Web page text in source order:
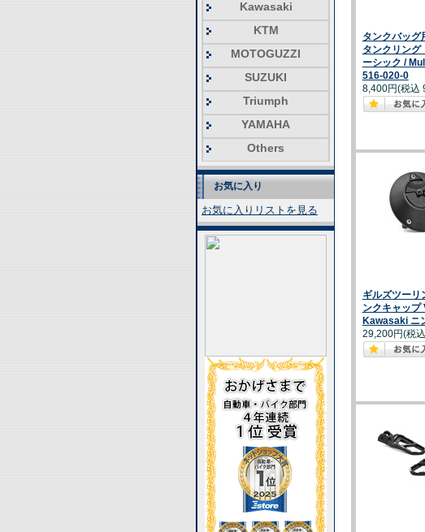
Kawasaki
KTM
MOTOGUZZI
SUZUKI
Triumph
YAMAHA
Others
お気に入り
お気に入りリストを見る
タンクバッグ
タンクリング
ーシック /
516-020-0
8,400円(税込
ギルズツーリ
ンクキャップ
Kawasaki ニ
29,200円(税